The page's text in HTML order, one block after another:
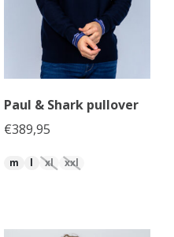
Paul & Shark pullover
€389,95
m l xl xxl